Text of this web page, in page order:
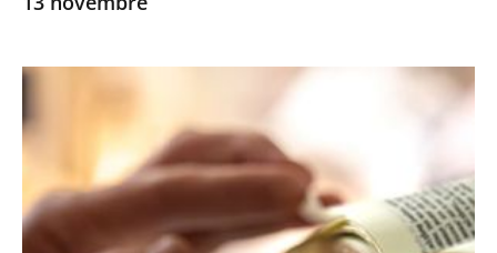
Exercice
cultes
le
juge